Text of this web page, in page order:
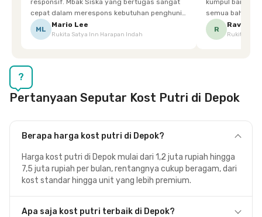
responsif. Mbak Siska yang bertugas sangat
cepat dalam merespons kebutuhan penghuni.
Ketika saya meminta keset karena sempat
terpeleset, permintaan tersebut langsung
ML
Mario Lee
Rukita Satya Inn Harapan Indah
kumpul bareng
semua bahagia
mgkn saran dari air aja & kebersihan lebih di
R
Ravena
Rukita
?
Pertanyaan Seputar Kost Putri di Depok
Berapa harga kost putri di Depok?
Harga kost putri di Depok mulai dari 1,2 juta rupiah hingga
7,5 juta rupiah per bulan, rentangnya cukup beragam, dari
kost standar hingga unit yang lebih premium.
Apa saja kost putri terbaik di Depok?